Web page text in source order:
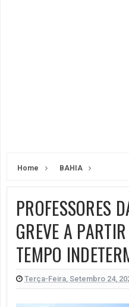
Home BAHIA
PROFESSORES
GREVE A
TEMPO
Terça-Feira, Setembro 24,